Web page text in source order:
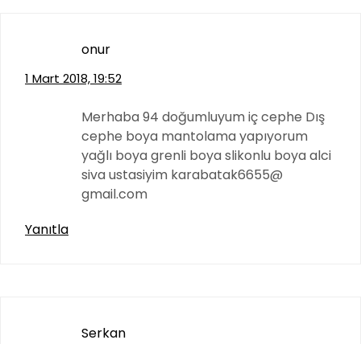
onur
1 Mart 2018, 19:52
Merhaba 94 doğumluyum iç cephe Dış
cephe boya mantolama yapıyorum
yağlı boya grenli boya slikonlu boya alci
siva ustasiyim karabatak6655@
gmail.com
Yanıtla
Serkan